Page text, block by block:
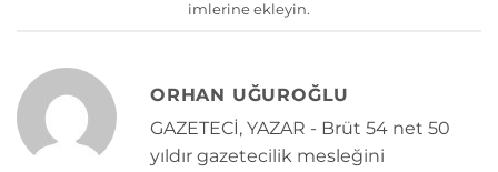
imlerine ekleyin.
ORHAN UĞUROĞLU
GAZETECİ, YAZAR - Brüt 54 net 50
yıldır gazetecilik mesleğini